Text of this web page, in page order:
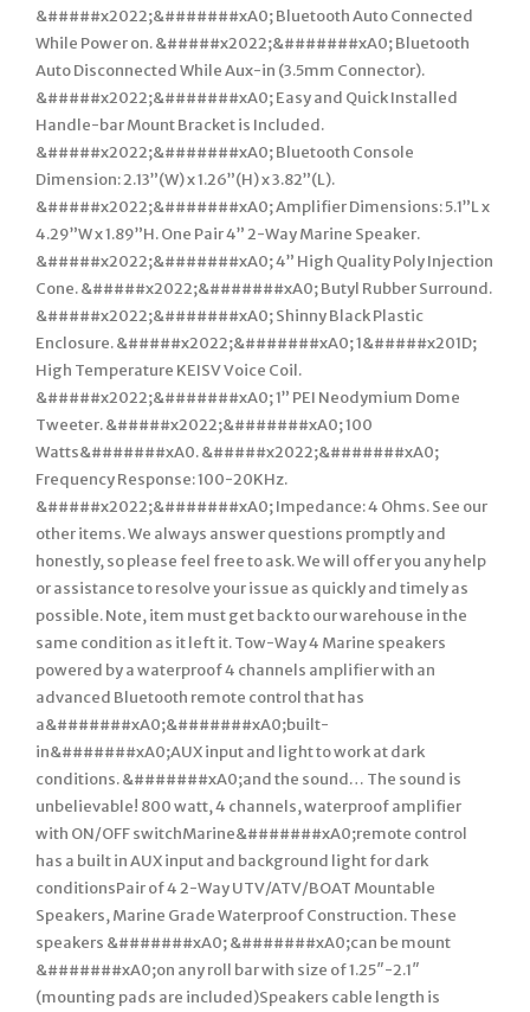
&#####x2022;&#######xA0; Bluetooth Auto Connected
While Power on. &#####x2022;&#######xA0; Bluetooth
Auto Disconnected While Aux-in (3.5mm Connector).
&#####x2022;&#######xA0; Easy and Quick Installed
Handle-bar Mount Bracket is Included.
&#####x2022;&#######xA0; Bluetooth Console
Dimension: 2.13”(W) x 1.26”(H) x 3.82”(L).
&#####x2022;&#######xA0; Amplifier Dimensions: 5.1”L x
4.29”W x 1.89”H. One Pair 4” 2-Way Marine Speaker.
&#####x2022;&#######xA0; 4” High Quality Poly Injection
Cone. &#####x2022;&#######xA0; Butyl Rubber Surround.
&#####x2022;&#######xA0; Shinny Black Plastic
Enclosure. &#####x2022;&#######xA0; 1&#####x201D;
High Temperature KEISV Voice Coil.
&#####x2022;&#######xA0; 1” PEI Neodymium Dome
Tweeter. &#####x2022;&#######xA0; 100
Watts&#######xA0. &#####x2022;&#######xA0;
Frequency Response: 100-20KHz.
&#####x2022;&#######xA0; Impedance: 4 Ohms. See our
other items. We always answer questions promptly and
honestly, so please feel free to ask. We will offer you any help
or assistance to resolve your issue as quickly and timely as
possible. Note, item must get back to our warehouse in the
same condition as it left it. Tow-Way 4 Marine speakers
powered by a waterproof 4 channels amplifier with an
advanced Bluetooth remote control that has
a&#######xA0;&#######xA0;built-
in&#######xA0;AUX input and light to work at dark
conditions. &#######xA0;and the sound… The sound is
unbelievable! 800 watt, 4 channels, waterproof amplifier
with ON/OFF switchMarine&#######xA0;remote control
has a built in AUX input and background light for dark
conditionsPair of 4 2-Way UTV/ATV/BOAT Mountable
Speakers, Marine Grade Waterproof Construction. These
speakers &#######xA0; &#######xA0;can be mount
&#######xA0;on any roll bar with size of 1.25″-2.1″
(mounting pads are included)Speakers cable length is